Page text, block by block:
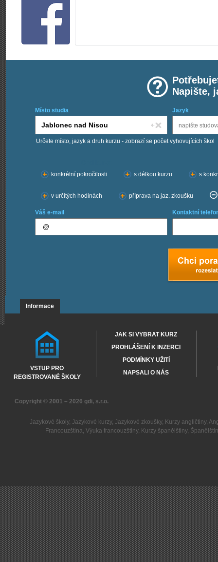
Napište,
Místo studia Jazyk
Určete místo, jazyk a druh kurzu - zobrazí se počet vyhovujících škol
konkrétní pokročilosti
s délkou kurzu s
v určitých hodinách příprava na jaz. zkoušku
Váš e-mail Kontaktní
Informace
VSTUP PRO
REGISTROVANÉ ŠKOLY
JAK SI VYBRAT KURZ
PROHLÁŠENÍ K INZERCI
PODMÍNKY UŽITÍ
NAPSALI O NÁS
Copyright © 2001 – 2026 gdi, s.r.o.
Jazykové školy, Jazykové kurzy, Jazykové zkoušky, Kurzy angličtiny,
Francouzština,Výuka francouzštiny, Kurzy španělštiny,